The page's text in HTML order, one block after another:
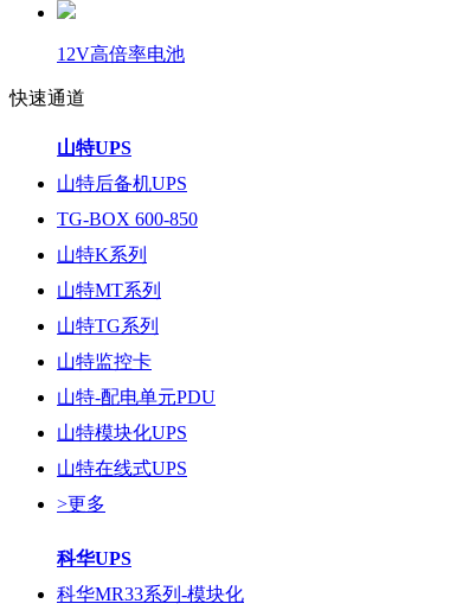
12V高倍率电池
快速通道
山特UPS
山特后备机UPS
TG-BOX 600-850
山特K系列
山特MT系列
山特TG系列
山特监控卡
山特-配电单元PDU
山特模块化UPS
山特在线式UPS
>更多
科华UPS
科华MR33系列-模块化